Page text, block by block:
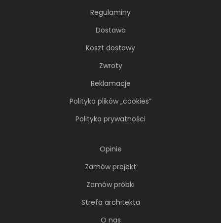
Regulaminy
Dostawa
Koszt dostawy
Zwroty
Reklamacje
Polityka plików „cookies”
Polityka prywatności
Opinie
Zamów projekt
Zamów próbki
Strefa architekta
O nas